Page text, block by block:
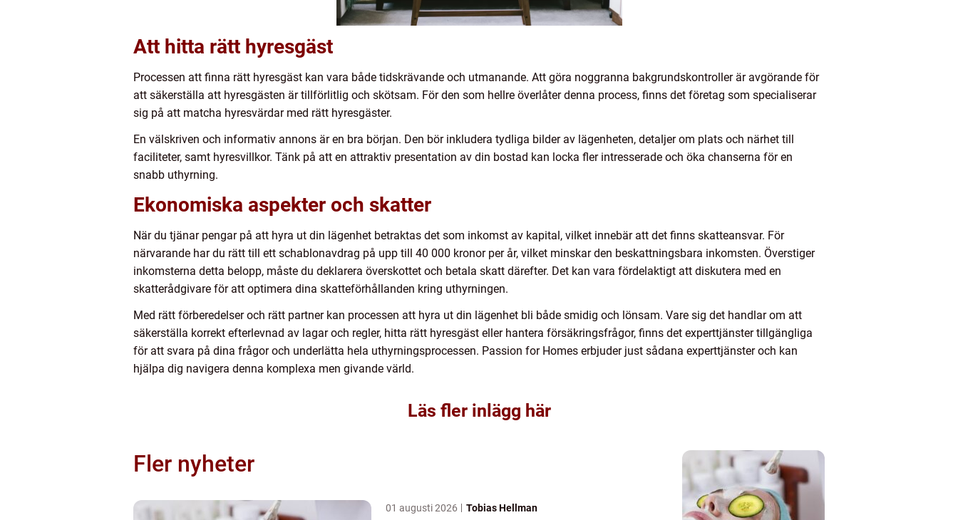
Att hitta rätt hyresgäst
Processen att finna rätt hyresgäst kan vara både tidskrävande och utmanande. Att göra noggranna bakgrundskontroller är avgörande för
att säkerställa att hyresgästen är tillförlitlig och skötsam. För den som hellre överlåter denna process, finns det företag som specialiserar
sig på att matcha hyresvärdar med rätt hyresgäster.
En välskriven och informativ annons är en bra början. Den bör inkludera tydliga bilder av lägenheten, detaljer om plats och närhet till
faciliteter, samt hyresvillkor. Tänk på att en attraktiv presentation av din bostad kan locka fler intresserade och öka chanserna för en
snabb uthyrning.
Ekonomiska aspekter och skatter
När du tjänar pengar på att hyra ut din lägenhet betraktas det som inkomst av kapital, vilket innebär att det finns skatteansvar. För
närvarande har du rätt till ett schablonavdrag på upp till 40 000 kronor per år, vilket minskar den beskattningsbara inkomsten. Överstiger
inkomsterna detta belopp, måste du deklarera överskottet och betala skatt därefter. Det kan vara fördelaktigt att diskutera med en
skatterådgivare för att optimera dina skatteförhållanden kring uthyrningen.
Med rätt förberedelser och rätt partner kan processen att hyra ut din lägenhet bli både smidig och lönsam. Vare sig det handlar om att
säkerställa korrekt efterlevnad av lagar och regler, hitta rätt hyresgäst eller hantera försäkringsfrågor, finns det experttjänster tillgängliga
för att svara på dina frågor och underlätta hela uthyrningsprocessen. Passion for Homes erbjuder just sådana experttjänster och kan
hjälpa dig navigera denna komplexa men givande värld.
Läs fler inlägg här
Fler nyheter
01 augusti 2026 Tobias Hellman